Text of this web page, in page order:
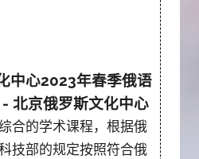
中心2023年春季俄语
北京俄罗斯文化中心
合的学术课程，根据俄
技部的规定按照符合俄